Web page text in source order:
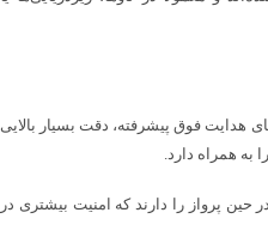
هدایت فوق پیشرفته، دقت بسیار بالایی
به همراه دارد.
حین پرواز را دارند که امنیت بیشتری در